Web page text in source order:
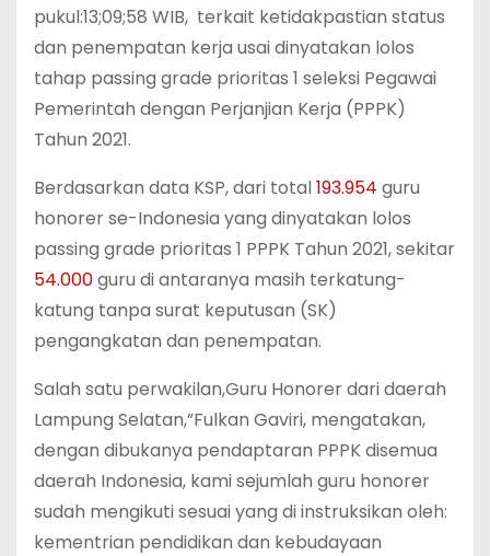
pukul:13;09;58 WIB, terkait ketidakpastian status
dan penempatan kerja usai dinyatakan lolos
tahap passing grade prioritas 1 seleksi Pegawai
Pemerintah dengan Perjanjian Kerja (PPPK)
Tahun 2021.
Berdasarkan data KSP, dari total193.954 guru
honorer se-Indonesia yang dinyatakan lolos
passing grade prioritas 1 PPPK Tahun 2021, sekitar
54.000guru di antaranya masih terkatung-
katung tanpa surat keputusan (SK)
pengangkatan dan penempatan.
Salah satu perwakilan,Guru Honorer dari daerah
Lampung Selatan,”Fulkan Gaviri, mengatakan,
dengan dibukanya pendaptaran PPPK disemua
daerah Indonesia, kami sejumlah guru honorer
sudah mengikuti sesuai yang di instruksikan oleh:
kementrian pendidikan dan kebudayaan